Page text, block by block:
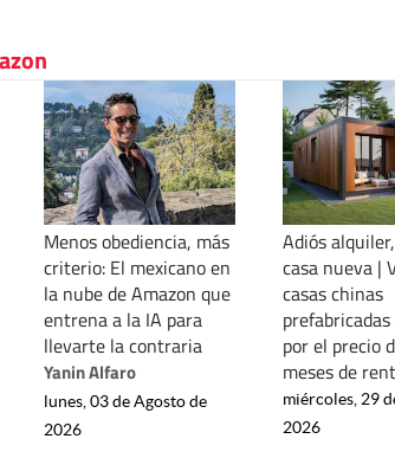
Menos obediencia, más
criterio: El mexicano en
la nube de Amazon que
entrena a la IA para
llevarte la contraria
Yanin Alfaro
lunes, 03 de Agosto de
2026
Adiós
casa nueva |
casas chinas
por el precio
meses de
miércoles, 29
2026